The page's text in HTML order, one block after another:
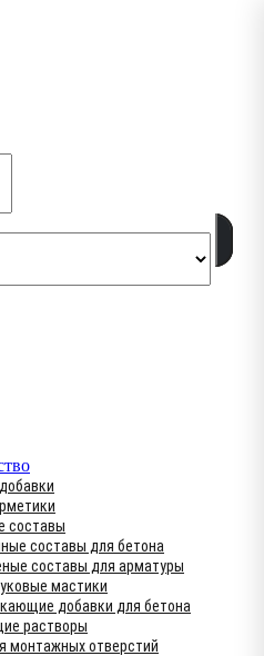
составы
составы для бетона
составы для арматуры
мастики
добавки для бетона
растворы
монтажных отверстий